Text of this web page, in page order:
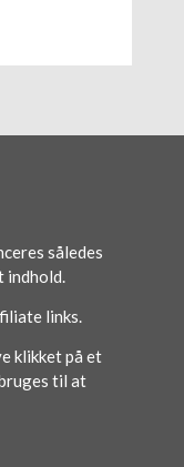
således
indhold.
links.
klikket på et
til at